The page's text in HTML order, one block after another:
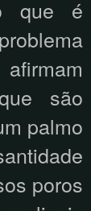
que é
são
palmo
poros